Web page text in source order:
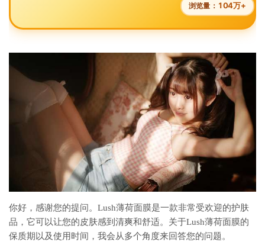
浏览量： 104万+
你好，感谢您的提问。Lush薄荷面膜是一款非常受欢迎的护肤
品，它可以让您的皮肤感到清爽和舒适。关于Lush薄荷面膜的
保质期以及使用时间，我会从多个角度来回答您的问题。